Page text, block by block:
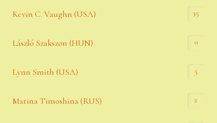
Kevin C. Vaughn (USA) 35
László Szakszon (HUN) 0
Lynn Smith (USA) 5
Marina Timoshina (RUS) 2